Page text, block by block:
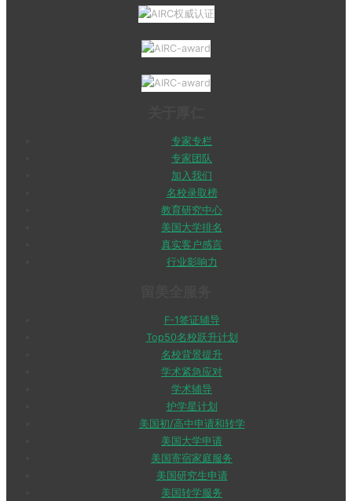
专家专栏
专家团队
加入我们
名校录取榜
教育研究中心
美国大学排名
真实客户感言
行业影响力
F-1签证辅导
Top50名校跃升计划
名校背景提升
学术紧急应对
学术辅导
护学星计划
美国初/高中申请和转学
美国大学申请
美国寄宿家庭服务
美国研究生申请
美国转学服务